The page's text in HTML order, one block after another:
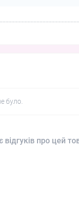
було.
відгуків про цей